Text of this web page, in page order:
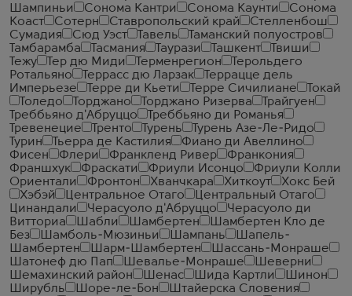
Шампиньи
Сонома Кантри Сонома Каунти
Сонома
Коаст
Сотерн Ставропольский край
Стелленбош
Сумадия
Сюд Уэст Тавель
Таманский полуостров
Тамбарамба
Тасмания Таурази Ташкент
Твиши
Тежу
Тер дю Миди Терменрегион
Терольдего
Ротальяно
Террасс дю Ларзак
Террацце дель
Имперьезе
Терре ди Кьети Терре Сичилиане
Токай
Толедо
Торджано Торджано Ризерва
Трайгуен
Треббьяно д'Абруццо
Треббьяно ди Романья
Тревенецие
Тренто Турень
Турень Азе-Ле-Ридо
Турин
Тьерра де Кастилия
Фиано ди Авеллино
Фисен
Флери Франкленд Ривер
Франкония
Франшхук
Фраскати Фриули Исонцо
Фриули Колли
Ориентали
Фронтон Хванчкара Хиткоут
Хокс Бей
Хэбэй
Центральное Отаго
Центральный Отаго
Цинандали
Черасуоло д'Абруццо
Черасуоло ди
Витториа
Шабли Шамбертен
Шамбертен Кло де
Без
Шамболь-Мюзиньи Шампань
Шапель-
Шамбертен
Шарм-Шамбертен
Шассань-Монраше
Шатонеф дю Пап
Шевалье-Монраше
Шеверни
Шемахинский район
Шенас Шида Картли
Шинон
Ширубль
Шоре-ле-Бон
Штайерска Словения